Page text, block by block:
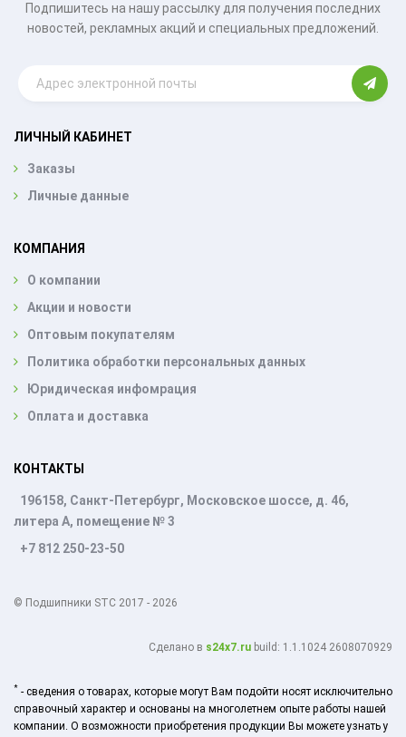
Подпишитесь на нашу рассылку для получения последних
новостей, рекламных акций и специальных предложений.
ЛИЧНЫЙ КАБИНЕТ
Заказы
Личные данные
КОМПАНИЯ
О компании
Акции и новости
Оптовым покупателям
Политика обработки персональных данных
Юридическая инфомрация
Оплата и доставка
КОНТАКТЫ
196158, Санкт-Петербург, Московское шоссе, д. 46,
литера А, помещение № 3
+7 812 250-23-50
© Подшипники STC 2017 - 2026
Cделано в s24x7.ru build: 1.1.1024 2608070929
* - сведения о товарах, которые могут Вам подойти носят исключительно
справочный характер и основаны на многолетнем опыте работы нашей
компании. О возможности приобретения продукции Вы можете узнать у